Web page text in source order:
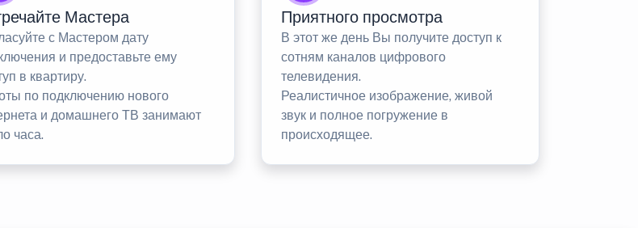
Мастера
с Мастером дату
и предоставьте ему
в квартиру.
по подключению нового
и домашнего ТВ занимают
часа.
Приятного просмотра
В этот же день Вы получите доступ к
сотням каналов цифрового
телевидения.
Реалистичное изображение, живой
звук и полное погружение в
происходящее.